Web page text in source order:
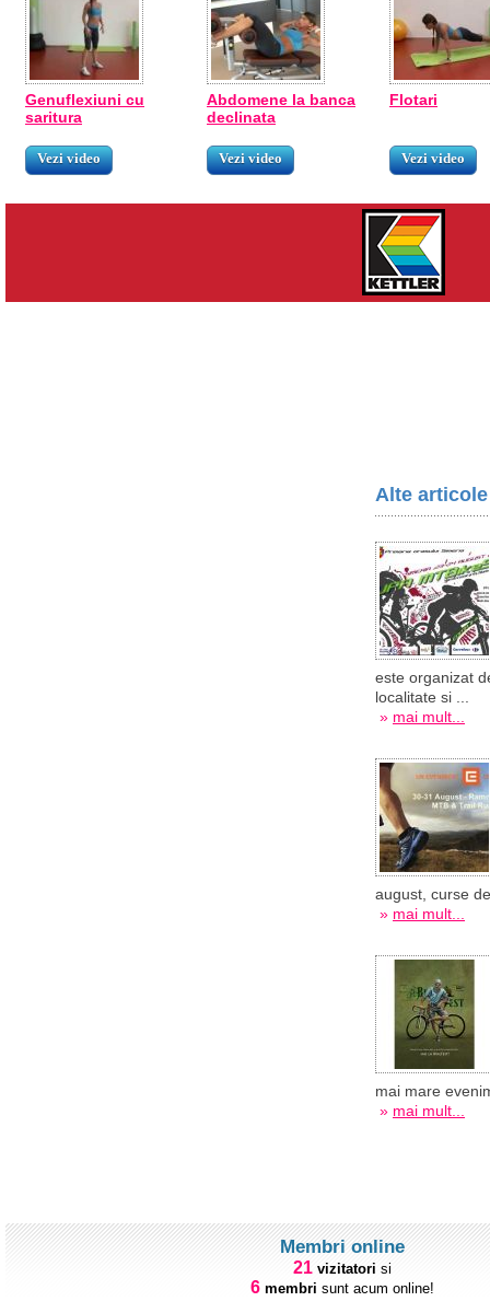
Genuflexiuni cu
saritura
Vezi video
Abdomene la banca
declinata
Vezi video
Flotari
Vezi video
Alte
este organizat
localitate si ...
» mai mult...
august, curse
» mai mult...
mai mare
» mai mult...
Membri online
21 vizitatori si
6 membri sunt acum online!